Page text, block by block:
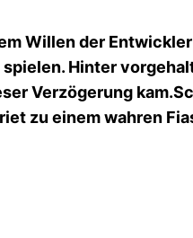
Willen der
Hinter
Verzögerung
zu einem wahren